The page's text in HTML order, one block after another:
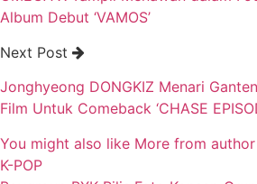
Album Debut ‘VAMOS’
Next Post
Jonghyeong DONGKIZ Menari
Film Untuk Comeback ‘CHASE
You might also like More from author
K-POP